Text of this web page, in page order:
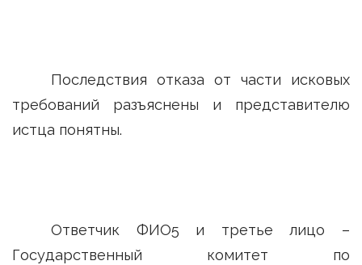
Последствия отказа от части исковых
требований разъяснены и представителю
истца понятны.
Ответчик ФИО5 и третье лицо –
Государственный комитет по